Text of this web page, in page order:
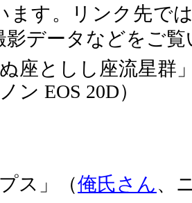
ます。リンク先で
影データなどをご
ぬ座としし座流星群
ン EOS 20D）
ス」（俺氏さん、